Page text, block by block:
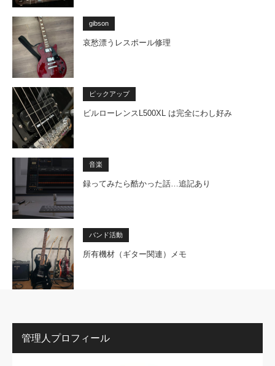
gibson
哀愁漂うレスポール修理
ピックアップ
ビルローレンスL500XL は完全にわし好み
音楽
録ってみたら酷かった話…追記あり
バンド活動
所有機材（ギター関連）メモ
管理人プロフィール